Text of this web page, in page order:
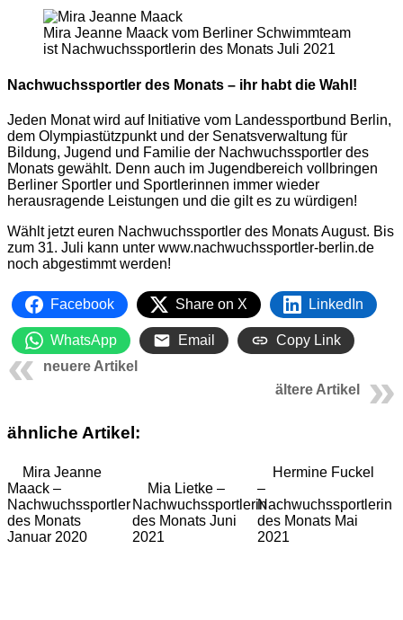
Mira Jeanne Maack vom Berliner Schwimmteam
ist Nachwuchssportlerin des Monats Juli 2021
Nachwuchssportler des Monats – ihr habt die Wahl!
Jeden Monat wird auf Initiative vom Landessportbund Berlin,
dem Olympiastützpunkt und der Senatsverwaltung für
Bildung, Jugend und Familie der Nachwuchssportler des
Monats gewählt. Denn auch im Jugendbereich vollbringen
Berliner Sportler und Sportlerinnen immer wieder
herausragende Leistungen und die gilt es zu würdigen!
Wählt jetzt euren Nachwuchssportler des Monats August. Bis
zum 31. Juli kann unter www.nachwuchssportler-berlin.de
noch abgestimmt werden!
Facebook Share on X LinkedIn
WhatsApp Email
Copy Link
neuere Artikel
ältere Artikel
ähnliche Artikel:
Mira Jeanne
Maack –
Nachwuchssportler
des Monats
Januar 2020
Mia Lietke –
Nachwuchssportlerin
des Monats Juni
2021
Hermine Fuckel
–
Nachwuchssportlerin
des Monats Mai
2021